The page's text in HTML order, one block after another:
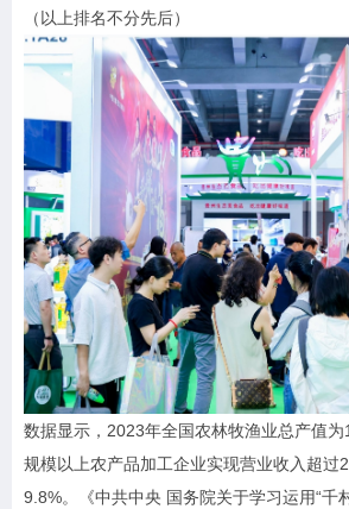
（以上排名不分先后）
数据显示，2023年全国农林牧渔业总产值
规模以上农产品加工企业实现营业收入超过
9.8%。《中共中央 国务院关于学习运用“千